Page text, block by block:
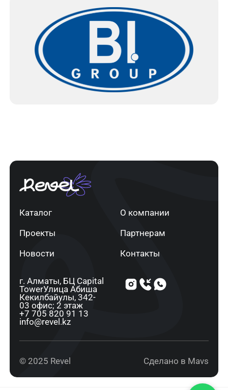
Каталог
О компании
Проекты
Партнерам
Новости
Контакты
г. Алматы, ​БЦ Capital
Tower​Улица Абиша
Кекилбайулы, 34​2-
03 офис; 2 этаж
+7 705 820 91 13
info@revel.kz
© 2025 Revel Сделано в Mavs